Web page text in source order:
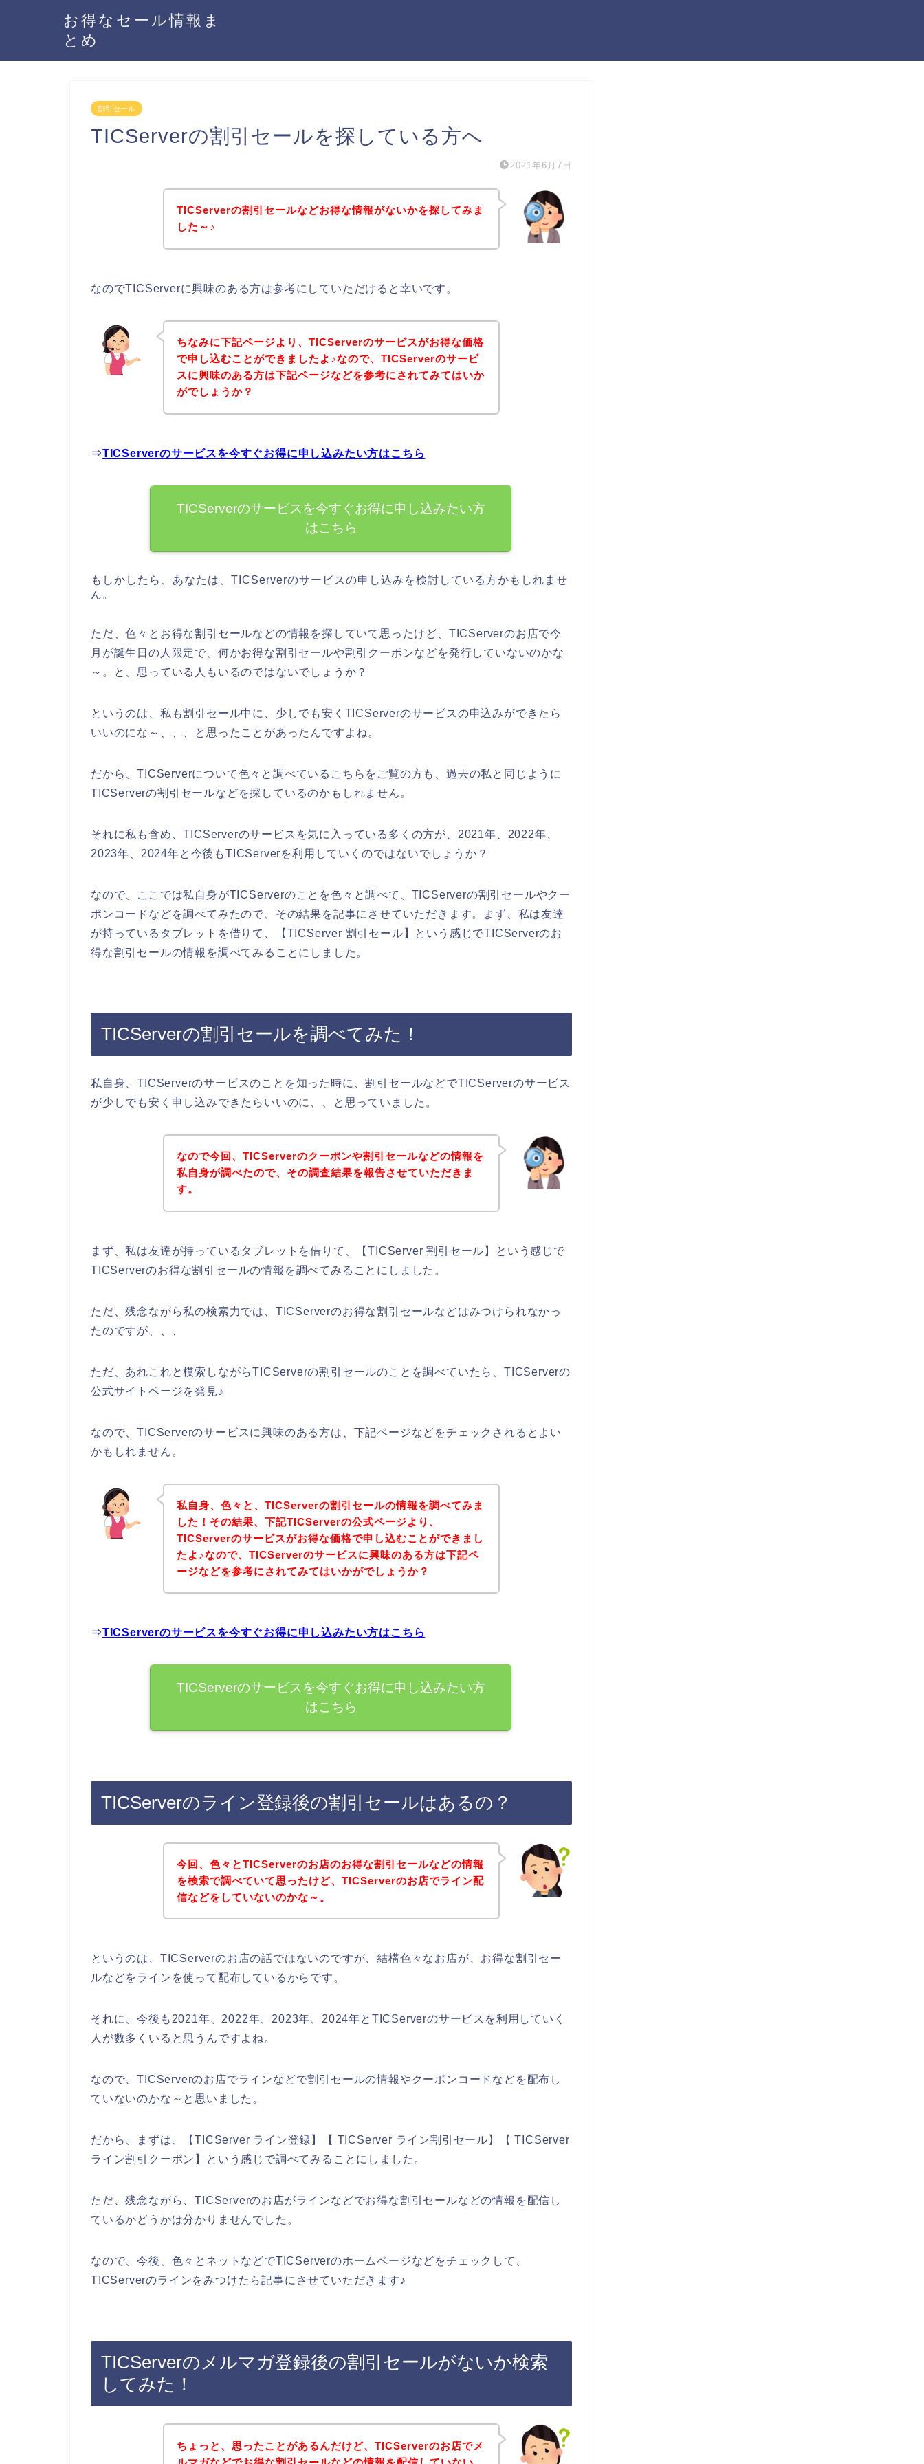
お得なセール情報ま
とめ
割引セール
TICServerの割引セールを探している方へ
2021年6月7日
TICServerの割引セールなどお得な情報がないかを探してみま
した～♪
なのでTICServerに興味のある方は参考にしていただけると幸いです。
ちなみに下記ページより、TICServerのサービスがお得な価格
で申し込むことができましたよ♪なので、TICServerのサービ
スに興味のある方は下記ページなどを参考にされてみてはいか
がでしょうか？
⇒TICServerのサービスを今すぐお得に申し込みたい方はこちら
TICServerのサービスを今すぐお得に申し込みたい方
はこちら
もしかしたら、あなたは、TICServerのサービスの申し込みを検討している方かもしれませ
ん。
ただ、色々とお得な割引セールなどの情報を探していて思ったけど、TICServerのお店で今
月が誕生日の人限定で、何かお得な割引セールや割引クーポンなどを発行していないのかな
～。と、思っている人もいるのではないでしょうか？
というのは、私も割引セール中に、少しでも安くTICServerのサービスの申込みができたら
いいのにな～、、、と思ったことがあったんですよね。
だから、TICServerについて色々と調べているこちらをご覧の方も、過去の私と同じように
TICServerの割引セールなどを探しているのかもしれません。
それに私も含め、TICServerのサービスを気に入っている多くの方が、2021年、2022年、
2023年、2024年と今後もTICServerを利用していくのではないでしょうか？
なので、ここでは私自身がTICServerのことを色々と調べて、TICServerの割引セールやクー
ポンコードなどを調べてみたので、その結果を記事にさせていただきます。まず、私は友達
が持っているタブレットを借りて、【TICServer 割引セール】という感じでTICServerのお
得な割引セールの情報を調べてみることにしました。
TICServerの割引セールを調べてみた！
私自身、TICServerのサービスのことを知った時に、割引セールなどでTICServerのサービス
が少しでも安く申し込みできたらいいのに、、と思っていました。
なので今回、TICServerのクーポンや割引セールなどの情報を
私自身が調べたので、その調査結果を報告させていただきま
す。
まず、私は友達が持っているタブレットを借りて、【TICServer 割引セール】という感じで
TICServerのお得な割引セールの情報を調べてみることにしました。
ただ、残念ながら私の検索力では、TICServerのお得な割引セールなどはみつけられなかっ
たのですが、、、
ただ、あれこれと模索しながらTICServerの割引セールのことを調べていたら、TICServerの
公式サイトページを発見♪
なので、TICServerのサービスに興味のある方は、下記ページなどをチェックされるとよい
かもしれません。
私自身、色々と、TICServerの割引セールの情報を調べてみま
した！その結果、下記TICServerの公式ページより、
TICServerのサービスがお得な価格で申し込むことができまし
たよ♪なので、TICServerのサービスに興味のある方は下記ペ
ージなどを参考にされてみてはいかがでしょうか？
⇒TICServerのサービスを今すぐお得に申し込みたい方はこちら
TICServerのサービスを今すぐお得に申し込みたい方
はこちら
TICServerのライン登録後の割引セールはあるの？
今回、色々とTICServerのお店のお得な割引セールなどの情報
を検索で調べていて思ったけど、TICServerのお店でライン配
信などをしていないのかな～。
というのは、TICServerのお店の話ではないのですが、結構色々なお店が、お得な割引セー
ルなどをラインを使って配布しているからです。
それに、今後も2021年、2022年、2023年、2024年とTICServerのサービスを利用していく
人が数多くいると思うんですよね。
なので、TICServerのお店でラインなどで割引セールの情報やクーポンコードなどを配布し
ていないのかな～と思いました。
だから、まずは、【TICServer ライン登録】【 TICServer ライン割引セール】【 TICServer
ライン割引クーポン】という感じで調べてみることにしました。
ただ、残念ながら、TICServerのお店がラインなどでお得な割引セールなどの情報を配信し
ているかどうかは分かりませんでした。
なので、今後、色々とネットなどでTICServerのホームページなどをチェックして、
TICServerのラインをみつけたら記事にさせていただきます♪
TICServerのメルマガ登録後の割引セールがないか検索
してみた！
ちょっと、思ったことがあるんだけど、TICServerのお店でメ